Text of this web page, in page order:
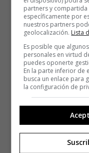
partners y
específicamente por
nuestros partners
geolocalización. Lista
Es posible que
personales en virtud
puedes oponerte
En la parte inferior de
busca un enlace para
la configuración de